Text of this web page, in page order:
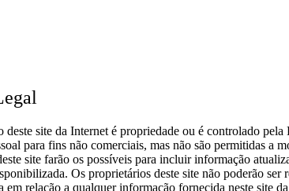
site da Internet é propriedade ou é controlado
para fins não comerciais, mas não são permitidas a
site farão os possíveis para incluir informação
Os proprietários deste site não poderão ser
relação a qualquer informação fornecida neste site